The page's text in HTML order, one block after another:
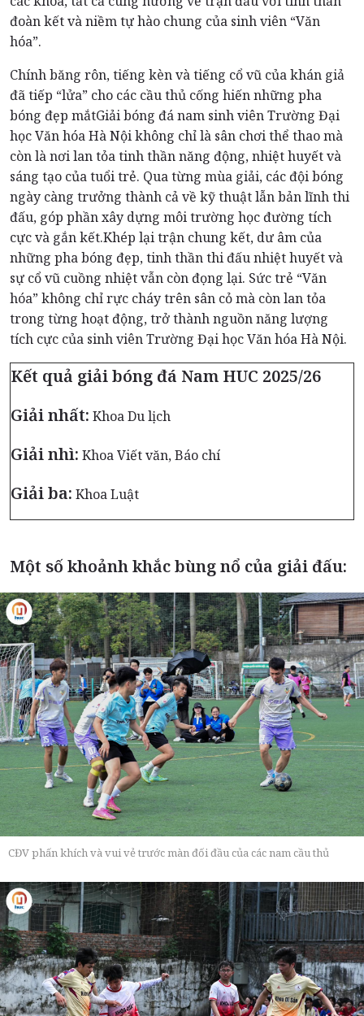
đoàn kết và niềm tự hào chung của sinh viên “Văn
hóa”.
Chính băng rôn, tiếng kèn và tiếng cổ vũ của khán giả
đã tiếp “lửa” cho các cầu thủ cống hiến những pha
bóng đẹp mắtGiải bóng đá nam sinh viên Trường Đại
học Văn hóa Hà Nội không chỉ là sân chơi thể thao mà
còn là nơi lan tỏa tinh thần năng động, nhiệt huyết và
sáng tạo của tuổi trẻ. Qua từng mùa giải, các đội bóng
ngày càng trưởng thành cả về kỹ thuật lẫn bản lĩnh thi
đấu, góp phần xây dựng môi trường học đường tích
cực và gắn kết.Khép lại trận chung kết, dư âm của
những pha bóng đẹp, tinh thần thi đấu nhiệt huyết và
sự cổ vũ cuồng nhiệt vẫn còn đọng lại. Sức trẻ “Văn
hóa” không chỉ rực cháy trên sân cỏ mà còn lan tỏa
trong từng hoạt động, trở thành nguồn năng lượng
tích cực của sinh viên Trường Đại học Văn hóa Hà Nội.
Kết quả giải bóng đá Nam HUC 2025/26
Giải nhất: Khoa Du lịch
Giải nhì: Khoa Viết văn, Báo chí
Giải ba: Khoa Luật
Một số khoảnh khắc bùng nổ của giải đấu:
CĐV phấn khích và vui vẻ trước màn đối đầu của các nam cầu thủ